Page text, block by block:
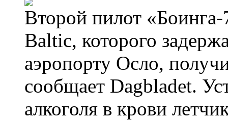
Второй пилот
Baltic, которого
аэропорту Осло,
сообщает Dagbladet.
алкоголя в крови